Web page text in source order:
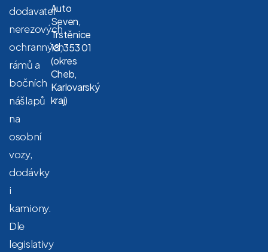
dodavatel
nerezových
ochranných
rámů a
bočních
nášlapů
na
osobní
vozy,
dodávky
i
kamiony.
Dle
legislativy
Auto
Seven,
Trstěnice
18, 353 01
(okres
Cheb,
Karlovarský
kraj)